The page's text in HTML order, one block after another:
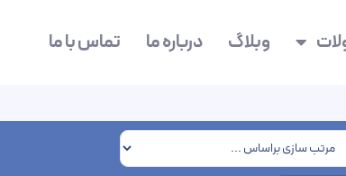
وبلاگ درباره ما تماس با ما